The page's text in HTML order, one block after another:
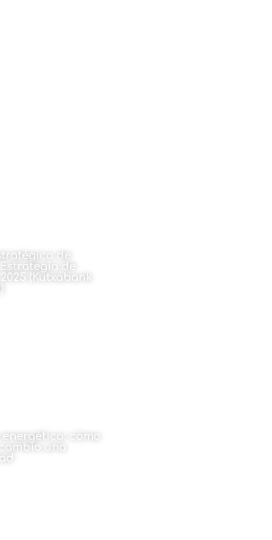
de
de
(Kutxabank
energética: cómo
una